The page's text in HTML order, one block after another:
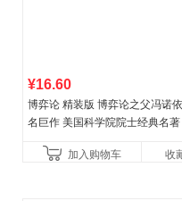
¥16.60
博弈论 精装版 博弈论之父冯诺
名巨作 美国科学院院士经典名
加入购物车
收